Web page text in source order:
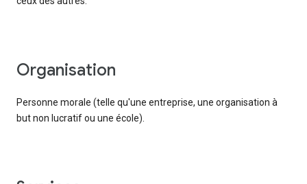
organisation
Personne morale (telle qu'une entreprise, une organisation à
but non lucratif ou une école).